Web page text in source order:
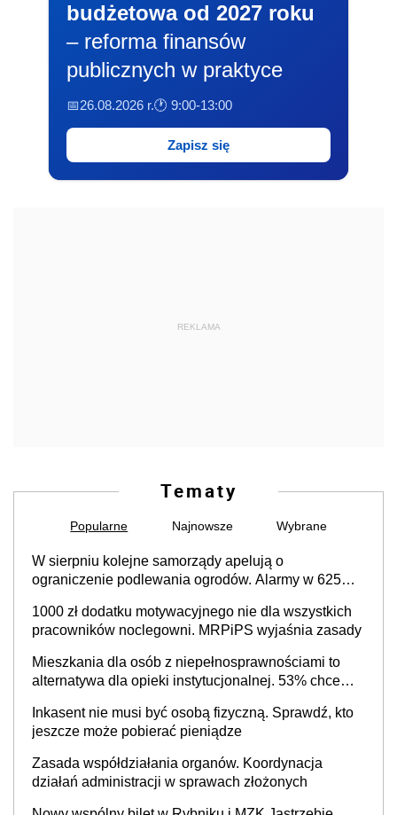
budżetowa od 2027 roku
– reforma finansów
publicznych w praktyce
📅26.08.2026 r.🕐 9:00-13:00
Zapisz się
REKLAMA
Tematy
Popularne Najnowsze Wybrane
W sierpniu kolejne samorządy apelują o
ograniczenie podlewania ogrodów. Alarmy w 625
cały kraj
1000 zł dodatku motywacyjnego nie dla wszystkich
pracowników noclegowni. MRPiPS wyjaśnia zasady
Mieszkania dla osób z niepełnosprawnościami to
alternatywa dla opieki instytucjonalnej. 53% chce
Inkasent nie musi być osobą fizyczną. Sprawdź, kto
jeszcze może pobierać pieniądze
Zasada współdziałania organów. Koordynacja
działań administracji w sprawach złożonych